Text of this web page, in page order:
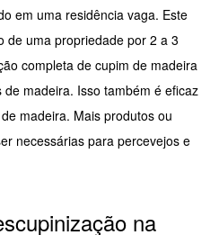
em uma residência vaga. Este
de uma propriedade por 2 a 3
completa de cupim de madeira
madeira. Isso também é eficaz
madeira. Mais produtos ou
necessárias para percevejos e
na